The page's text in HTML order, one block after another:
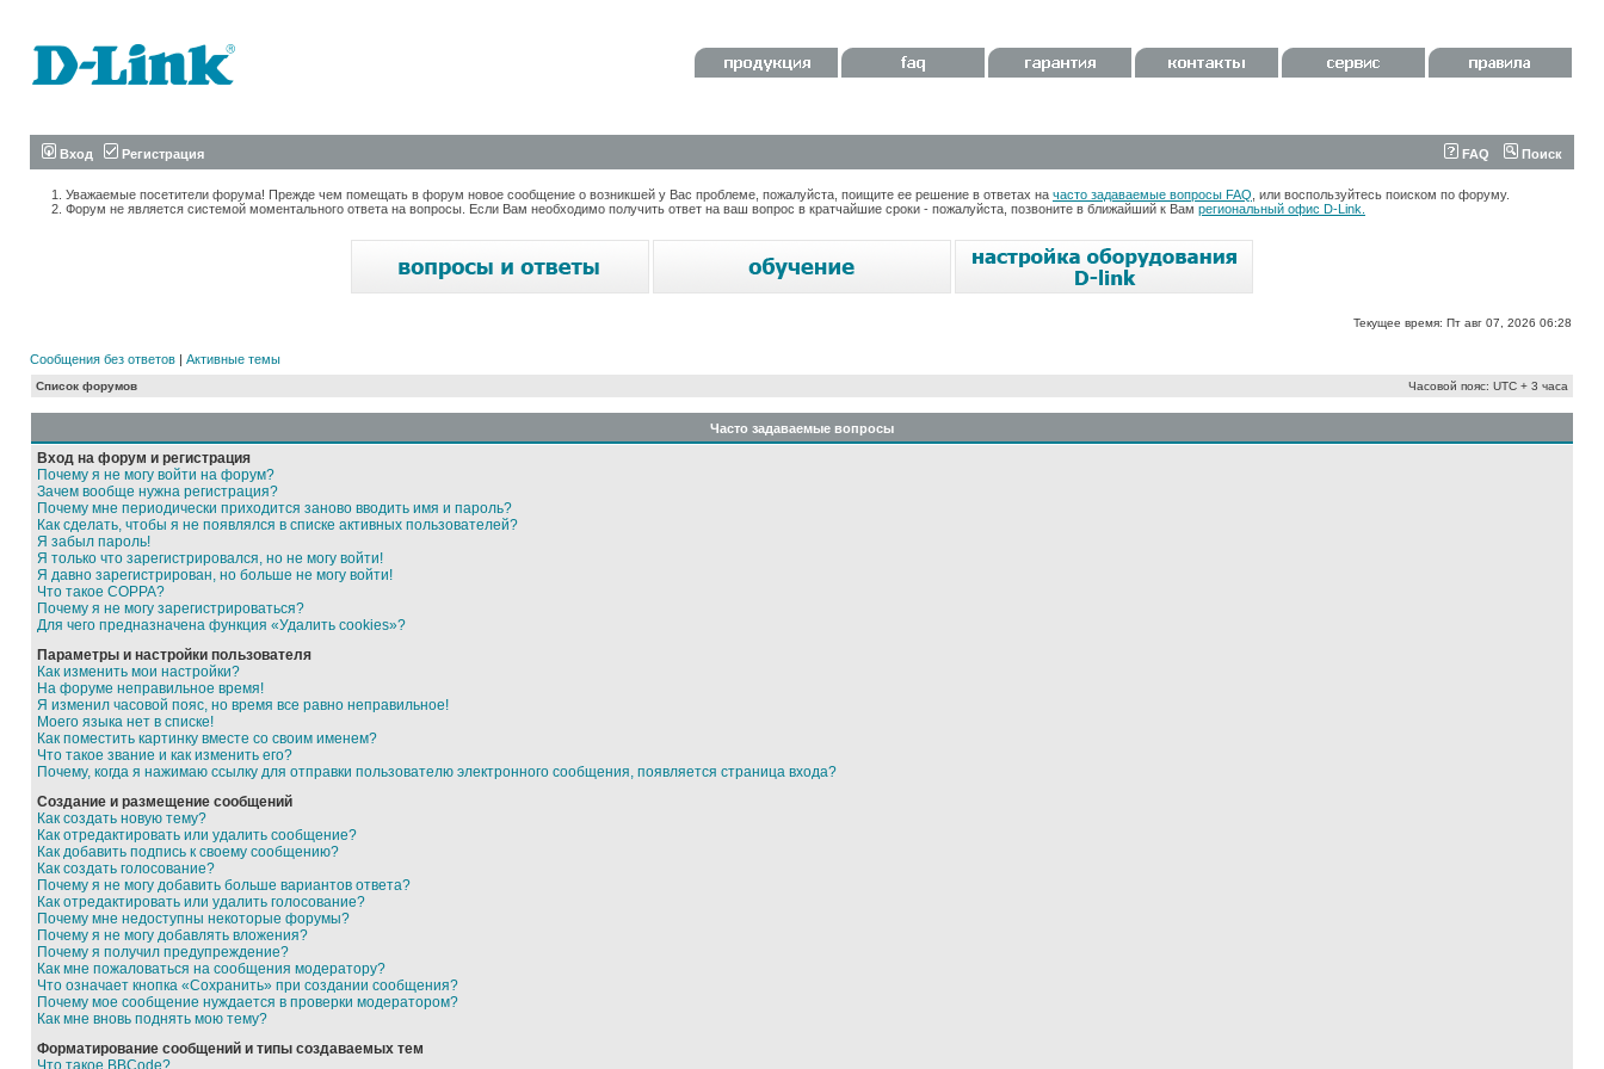
Вход Регистрация FAQ Поиск
Уважаемые посетители форума! Прежде чем помещать в форум новое сообщение о возникшей у Вас проблеме, пожалуйста, поищите ее решение в ответах на часто задаваемые вопросы FAQ , или воспользуйтесь поиском по форуму.
Форум не является системой моментального ответа на вопросы. Если Вам необходимо получить ответ на ваш вопрос в кратчайшие сроки - пожалуйста, позвоните в ближайший к Вам региональный офис D-Link.
Текущее время: Пт авг 07, 2026 06:28
Сообщения без ответов | Активные темы
Список форумов Часовой пояс: UTC + 3 часа
Часто задаваемые вопросы
Вход на форум и регистрация
Почему я не могу войти на форум?
Зачем вообще нужна регистрация?
Почему мне периодически приходится заново вводить имя и пароль?
Как сделать, чтобы я не появлялся в списке активных пользователей?
Я забыл пароль!
Я только что зарегистрировался, но не могу войти!
Я давно зарегистрирован, но больше не могу войти!
Что такое COPPA?
Почему я не могу зарегистрироваться?
Для чего предназначена функция «Удалить cookies»?
Параметры и настройки пользователя
Как изменить мои настройки?
На форуме неправильное время!
Я изменил часовой пояс, но время все равно неправильное!
Моего языка нет в списке!
Как поместить картинку вместе со своим именем?
Что такое звание и как изменить его?
Почему, когда я нажимаю ссылку для отправки пользователю электронного сообщения, появляется страница входа?
Создание и размещение сообщений
Как создать новую тему?
Как отредактировать или удалить сообщение?
Как добавить подпись к своему сообщению?
Как создать голосование?
Почему я не могу добавить больше вариантов ответа?
Как отредактировать или удалить голосование?
Почему мне недоступны некоторые форумы?
Почему я не могу добавлять вложения?
Почему я получил предупреждение?
Как мне пожаловаться на сообщения модератору?
Что означает кнопка «Сохранить» при создании сообщения?
Почему мое сообщение нуждается в проверки модератором?
Как мне вновь поднять мою тему?
Форматирование сообщений и типы создаваемых тем
Что такое BBCode?